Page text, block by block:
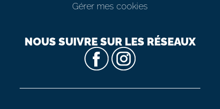
Gérer mes cookies
NOUS SUIVRE SUR LES RÉSEAUX